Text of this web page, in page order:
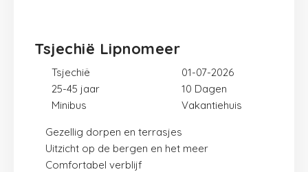
Tsjechië Lipnomeer
25-45 jaar 10
01-07-2026
Minibus Vakantiehuis
Tsjechië
Gezellig dorpen en terrasjes
Uitzicht op de bergen en het meer
Comfortabel verblijf